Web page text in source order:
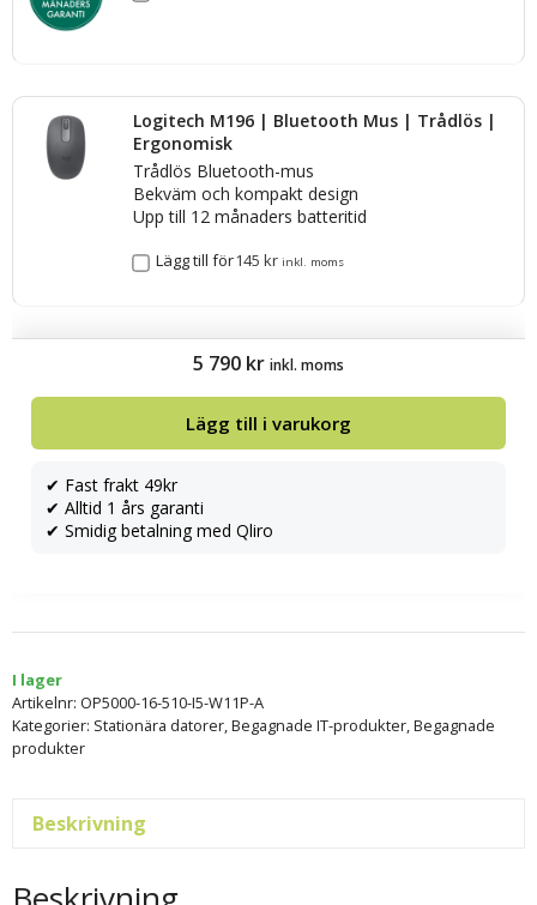
Logitech M196 | Bluetooth Mus | Trådlös |
Ergonomisk
Trådlös Bluetooth-mus
Bekväm och kompakt design
Upp till 12 månaders batteritid
Lägg till för145kr inkl. moms
5 790 kr inkl. moms
Lägg till i varukorg
✔ Fast frakt 49kr
✔ Alltid 1 års garanti
✔ Smidig betalning med Qliro
I lager
Artikelnr: OP5000-16-510-I5-W11P-A
Kategorier: Stationära datorer,Begagnade IT-produkter,Begagnade
produkter
Beskrivning